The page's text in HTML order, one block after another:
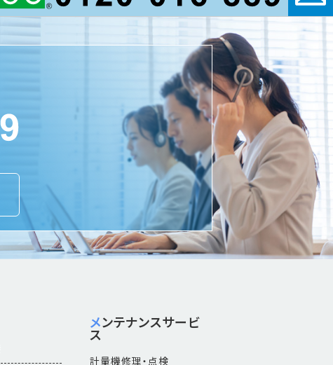
メンテナンスサービ
ス
計量機修理・点検